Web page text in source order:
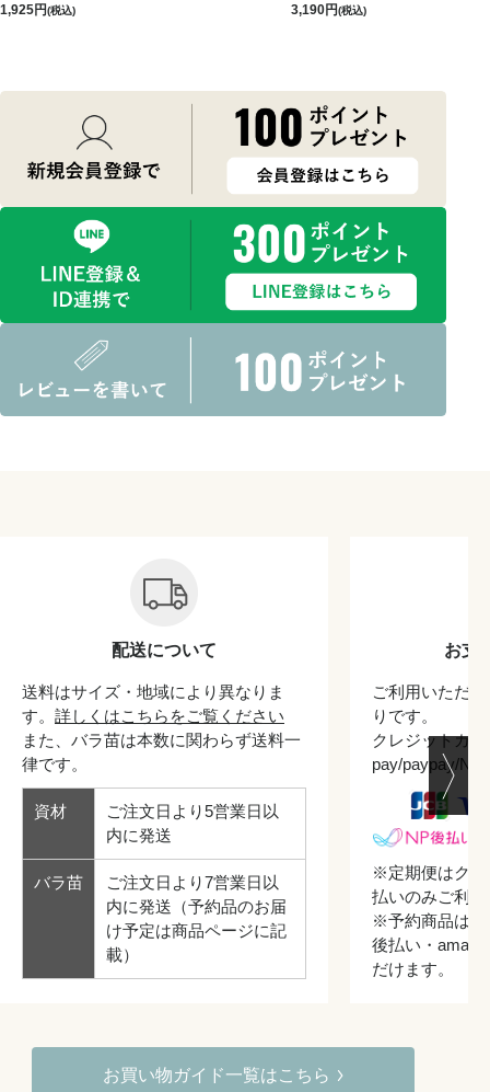
1,925
(税込)
3,190
(税込)
配送について
送料はサイズ・地域により異なりま
す。 詳しくはこちらをご覧ください
また、バラ苗は本数に関わらず送料一
律です。
資材
ご注文日より5営業日以
内に発送
バラ苗
ご注文日より7営業日以
内に発送（予約品のお届
け予定は商品ページに記
載）
お支
ご利用いただ
りです。
クレジットカ
pay/paypay/
※定期便はクレ
払いのみご利
※予約商品はク
後払い・
だけます。
お買い物ガイド一覧はこちら